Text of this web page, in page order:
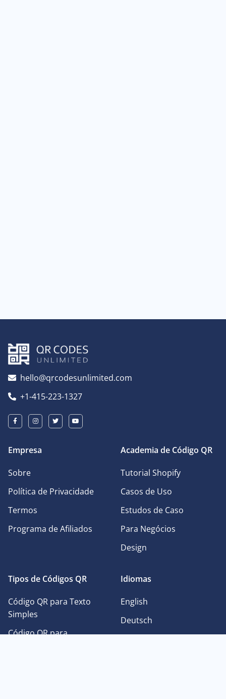
hello@qrcodesunlimited.com
+1-415-223-1327
Empresa
Sobre
Política de Privacidade
Termos
Programa de Afiliados
Academia de Código QR
Tutorial Shopify
Casos de Uso
Estudos de Caso
Para Negócios
Design
Tipos de Códigos QR
Código QR para Texto
Simples
Código QR para
Idiomas
English
Deutsch